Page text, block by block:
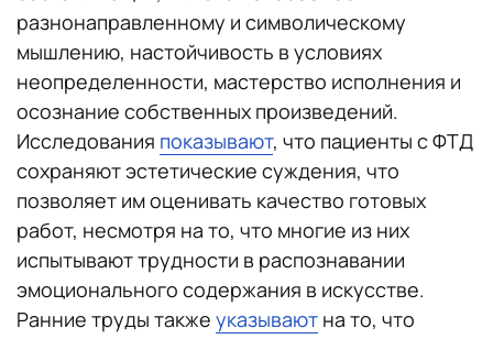
разнонаправленному и символическому
мышлению, настойчивость в условиях
неопределенности, мастерство исполнения и
осознание собственных произведений.
Исследования показывают, что пациенты с ФТД
сохраняют эстетические суждения, что
позволяет им оценивать качество готовых
работ, несмотря на то, что многие из них
испытывают трудности в распознавании
эмоционального содержания в искусстве.
Ранние труды также указывают на то, что